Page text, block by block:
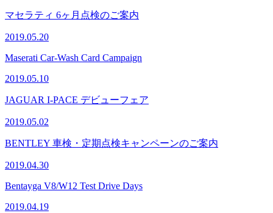
マセラティ 6ヶ月点検のご案内
2019.05.20
Maserati Car-Wash Card Campaign
2019.05.10
JAGUAR I-PACE デビューフェア
2019.05.02
BENTLEY 車検・定期点検キャンペーンのご案内
2019.04.30
Bentayga V8/W12 Test Drive Days
2019.04.19